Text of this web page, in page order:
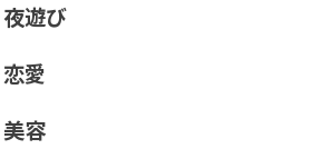
夜遊び
恋愛
美容